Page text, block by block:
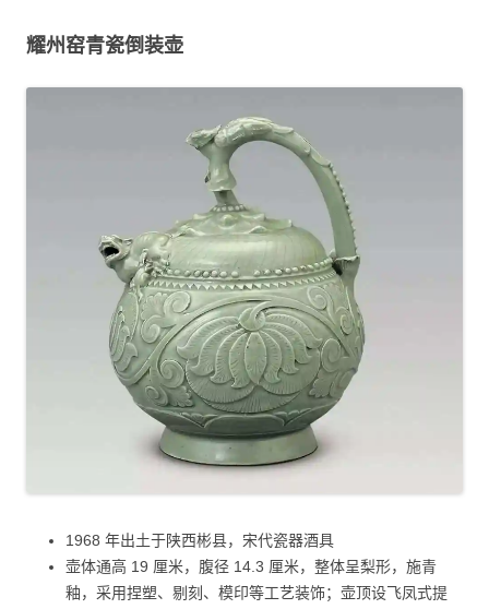
耀州窑青瓷倒装壶
1968 年出土于陕西彬县，宋代瓷器酒具
壶体通高 19 厘米，腹径 14.3 厘米，整体呈梨形，施青
釉，采用捏塑、剔刻、模印等工艺装饰；壶顶设飞凤式提